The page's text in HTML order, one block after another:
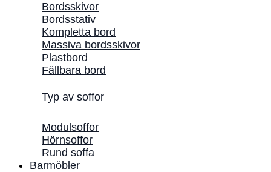
Bordsskivor
Bordsstativ
Kompletta bord
Massiva bordsskivor
Plastbord
Fällbara bord
Typ av soffor
Modulsoffor
Hörnsoffor
Rund soffa
Barmöbler